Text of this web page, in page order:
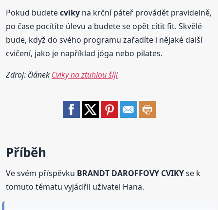
Pokud budetecviky na krční páteř provádět pravidelně,
po čase pocítíte úlevu a budete se opět cítit fit. Skvělé
bude, když do svého programu zařadíte i nějaké další
cvičení, jako je například jóga nebo pilates.
Zdroj: článek Cviky na ztuhlou šíji
Příběh
Ve svém příspěvku BRANDT DAROFFOVY CVIKYse k
tomuto tématu vyjádřil uživatel Hana.